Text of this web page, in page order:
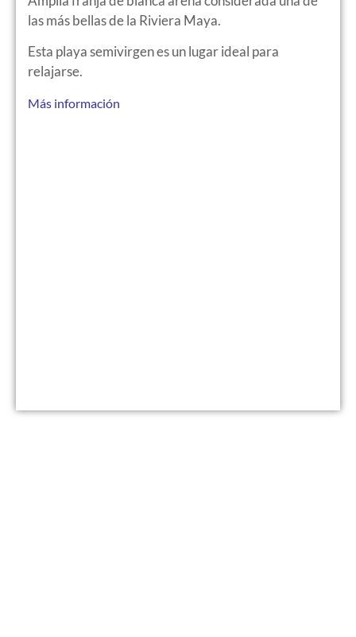
las más bellas de la Riviera Maya.
Esta playa semivirgen es un lugar ideal para
relajarse.
Más información